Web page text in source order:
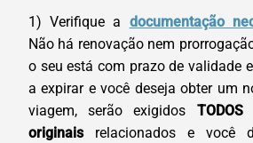
1) Verifique a documentação
Não há renovação nem
o seu está com prazo de validade
a expirar e você deseja obter um
viagem, serão exigidos
originaisrelacionados e você